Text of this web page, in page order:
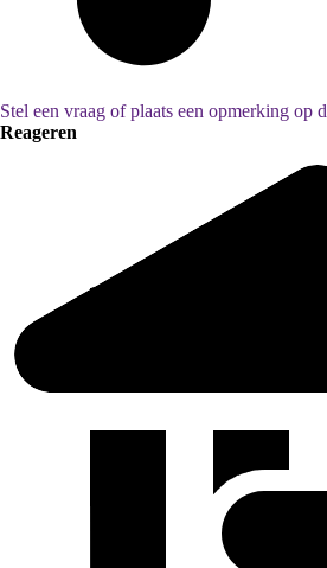
Stel een vraag of plaats een opmerking op
Reageren